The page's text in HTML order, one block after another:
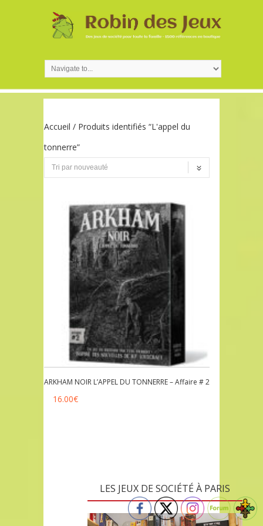
Accueil / Produits identifiés “L'appel du
tonnerre”
ARKHAM NOIR L’APPEL DU TONNERRE – Affaire # 2
16.00€
LES JEUX DE SOCIÉTÉ À PARIS